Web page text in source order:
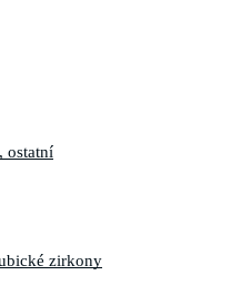
ostatní
zirkony